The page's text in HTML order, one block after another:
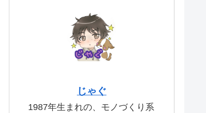
じゃぐ
1987年生まれの、モノづくり系